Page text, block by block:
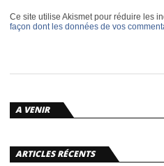
Ce site utilise Akismet pour réduire les
façon dont les données de vos
A VENIR
ARTICLES RÉCENTS